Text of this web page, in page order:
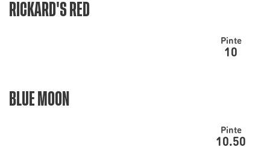
RICKARD'S RED
Pinte
10
BLUE MOON
Pinte
10.50